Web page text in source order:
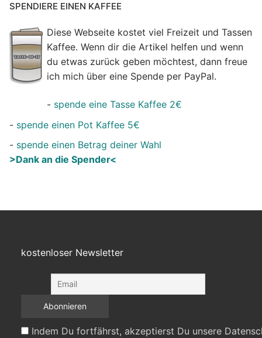
SPENDIERE EINEN KAFFEE
Diese Webseite kostet viel Freizeit und Tassen
Kaffee. Wenn dir die Artikel helfen und wenn
du etwas zurück geben möchtest, dann freue
ich mich über eine Spende per PayPal.
- spende eine Tasse Kaffee 2€
- spende einen Pot Kaffee 5€
- spende einen Betrag deiner Wahl
>Dank an die Spender<
kostenloser Newsletter
Indem Du fortfährst, akzeptierst Du unsere